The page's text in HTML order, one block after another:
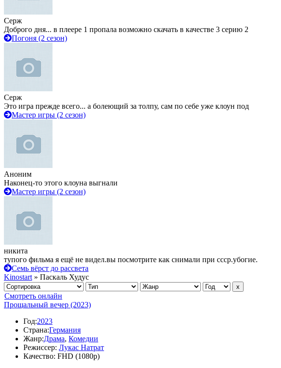
Серж
Доброго дня... в плеере 1 пропала возможно скачать в качестве 3 серию 2
Погоня (2 сезон)
Серж
Это игра прежде всего... а болеющий за толпу, сам по себе уже клоун под
Мастер игры (2 сезон)
Аноним
Наконец-то этого клоуна выгнали
Мастер игры (2 сезон)
никита
тупого фильма я ещё не видел.вы посмотрите как снимали при ссср.убогие.
Семь вёрст до рассвета
Kinostart » Паскаль Худус
Смотреть онлайн
Прощальный вечер (2023)
Год:2023
Страна:Германия
Жанр:Драма, Комедии
Режиссер: Лукас Натрат
Качество: FHD (1080p)